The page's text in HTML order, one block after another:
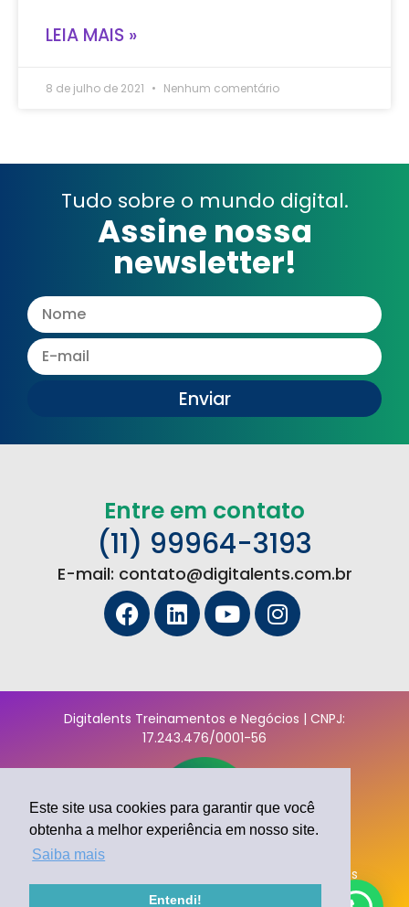
Este site usa cookies para garantir que você
obtenha a melhor experiência em nosso site.
Saiba mais
Entendi!
LEIA MAIS »
8 de julho de 2021 Nenhum comentário
Tudo sobre o mundo digital.
Assine nossa
newsletter!
Enviar
Entre em contato
(11) 99964-3193
E-mail: contato@digitalents.com.br
Digitalents Treinamentos e Negócios | CNPJ:
17.243.476/0001-56
Copyright 2022 © Digitalents – Todos os direitos
reservados